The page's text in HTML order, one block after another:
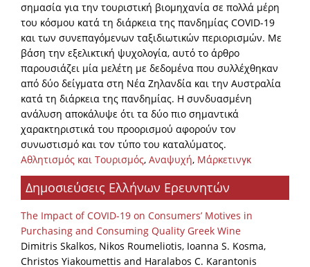
σημασία για την τουριστική βιομηχανία σε πολλά μέρη
του κόσμου κατά τη διάρκεια της πανδημίας COVID-19
και των συνεπαγόμενων ταξιδιωτικών περιορισμών. Με
βάση την εξελικτική ψυχολογία, αυτό το άρθρο
παρουσιάζει μία μελέτη με δεδομένα που συλλέχθηκαν
από δύο δείγματα στη Νέα Ζηλανδία και την Αυστραλία
κατά τη διάρκεια της πανδημίας. Η συνδυασμένη
ανάλυση αποκάλυψε ότι τα δύο πιο σημαντικά
χαρακτηριστικά του προορισμού αφορούν τον
συνωστισμό και τον τύπο του καταλύματος.
Αθλητισμός και Τουρισμός, Αναψυχή, Μάρκετινγκ
Δημοσιεύσεις Ελλήνων Ερευνητών
The Impact of COVID-19 on Consumers’ Motives in
Purchasing and Consuming Quality Greek Wine
Dimitris Skalkos, Nikos Roumeliotis, Ioanna S. Kosma,
Christos Yiakoumettis and Haralabos C. Karantonis